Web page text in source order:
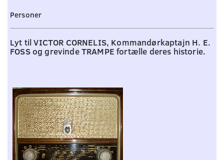
Personer
Lyt til VICTOR CORNELIS, Kommandørkaptajn H. E.
FOSS og grevinde TRAMPE fortælle deres historie.